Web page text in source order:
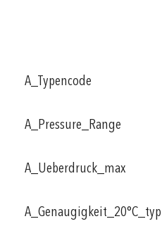
A_Typencode
A_Pressure_Range
A_Ueberdruck_max
A_Genaugigkeit_20°C_typ